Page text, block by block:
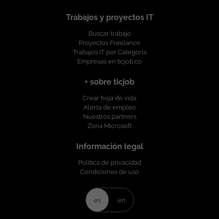
Trabajos y proyectos IT
Buscar trabajo
Proyectos Freelance
Trabajos IT por Categoría
Empresas en ticjob.co
+ sobre ticjob
Crear hoja de vida
Alerta de empleo
Nuestros partners
Zona Microsoft
Información legal
Política de privacidad
Condiciones de uso
es en